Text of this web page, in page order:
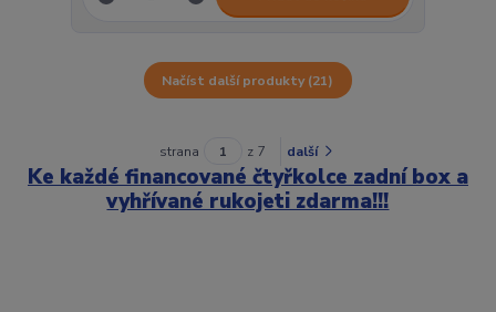
Načíst další produkty (21)
strana z 7 další
Ke každé financované čtyřkolce zadní box a
vyhřívané rukojeti zdarma!!!